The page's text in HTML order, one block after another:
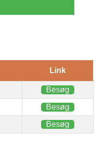
Link
Besøg
Besøg
Besøg